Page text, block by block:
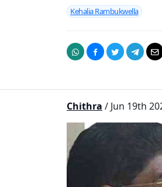
Kehalia Rambukwella
Chithra / Jun 19th